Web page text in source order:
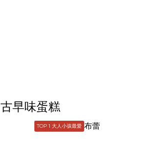
古早味蛋糕
TOP 1 大人小孩最愛